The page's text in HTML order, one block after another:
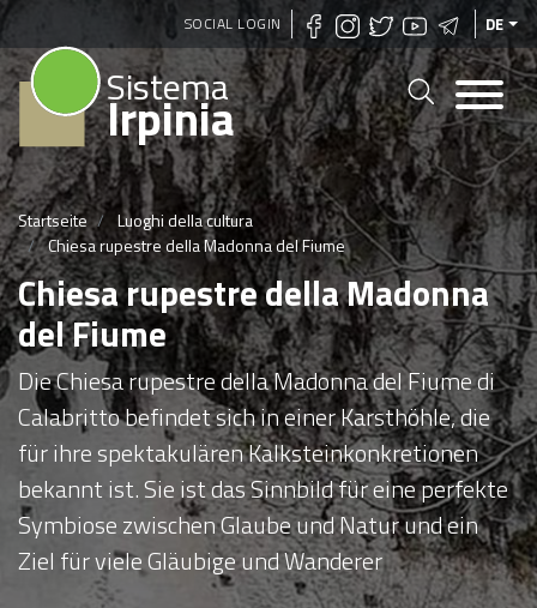
Direkt
zum
Inhalt
SOCIAL LOGIN DE
Sistema
Irpinia
Startseite
Luoghi della cultura
Chiesa rupestre della Madonna del Fiume
Chiesa rupestre della Madonna
del Fiume
Die Chiesa rupestre della Madonna del Fiume di
Calabritto befindet sich in einer Karsthöhle, die
für ihre spektakulären Kalksteinkonkretionen
bekannt ist. Sie ist das Sinnbild für eine perfekte
Symbiose zwischen Glaube und Natur und ein
Ziel für viele Gläubige und Wanderer